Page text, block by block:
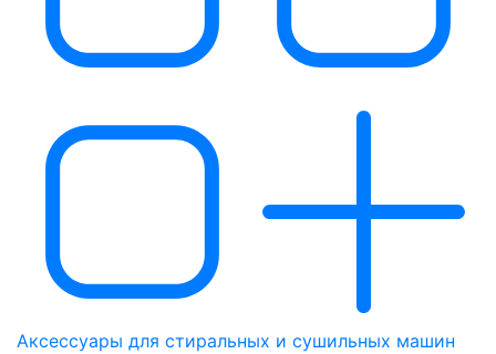
Аксессуары для стиральных и сушильных машин